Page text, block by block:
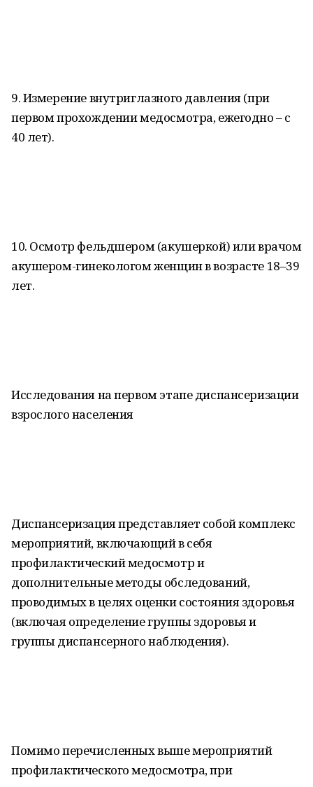
9. Измерение внутриглазного давления (при
первом прохождении медосмотра, ежегодно – с
40 лет).
10. Осмотр фельдшером (акушеркой) или врачом
акушером-гинекологом женщин в возрасте 18–39
лет.
Исследования на первом этапе диспансеризации
взрослого населения
Диспансеризация представляет собой комплекс
мероприятий, включающий в себя
профилактический медосмотр и
дополнительные методы обследований,
проводимых в целях оценки состояния здоровья
(включая определение группы здоровья и
группы диспансерного наблюдения).
Помимо перечисленных выше мероприятий
профилактического медосмотра, при